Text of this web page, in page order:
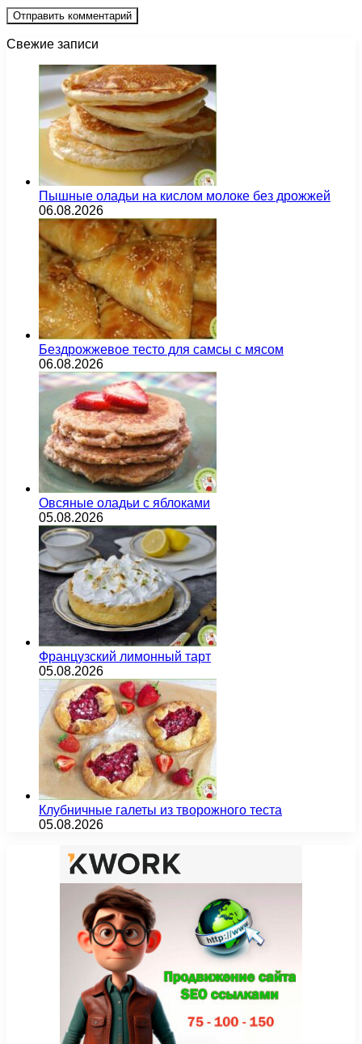
Свежие записи
Пышные оладьи на кислом молоке без дрожжей
06.08.2026
Бездрожжевое тесто для самсы с мясом
06.08.2026
Овсяные оладьи с яблоками
05.08.2026
Французский лимонный тарт
05.08.2026
Клубничные галеты из творожного теста
05.08.2026